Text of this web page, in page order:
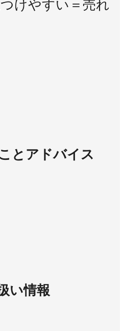
けやすい＝売れ
とアドバイス
い情報